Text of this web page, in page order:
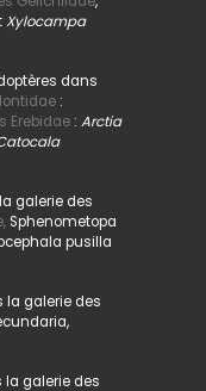
Xylocampa
dans
:
Erebidae: Arctia
galerie des
Sphenometopa
pusilla
la galerie des
la galerie des